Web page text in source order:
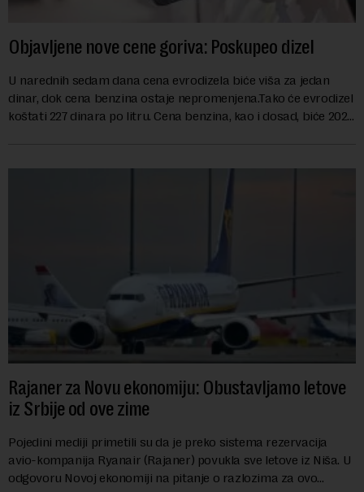
Objavljene nove cene goriva: Poskupeo dizel
U narednih sedam dana cena evrodizela biće viša za jedan
dinar, dok cena benzina ostaje nepromenjena.Tako će evrodizel
koštati 227 dinara po litru. Cena benzina, kao i dosad, biće 202
Rajaner za Novu ekonomiju: Obustavljamo letove
iz Srbije od ove zime
Pojedini mediji primetili su da je preko sistema rezervacija
avio-kompanija Ryanair (Rajaner) povukla sve letove iz Niša. U
odgovoru Novoj ekonomiji na pitanje o razlozima za ovo